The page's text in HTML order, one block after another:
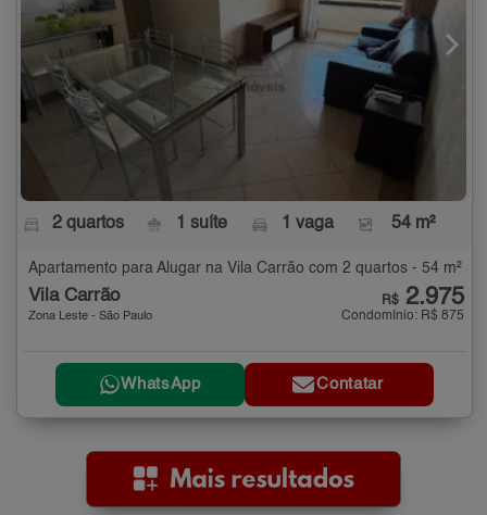
2 quartos 1 suíte 1 vaga 54 m²
Apartamento para Alugar na Vila Carrão com 2 quartos - 54 m²
Vila Carrão
Zona Leste - São Paulo
R$ 2.975
Condomínio: R$ 875
WhatsApp Contatar